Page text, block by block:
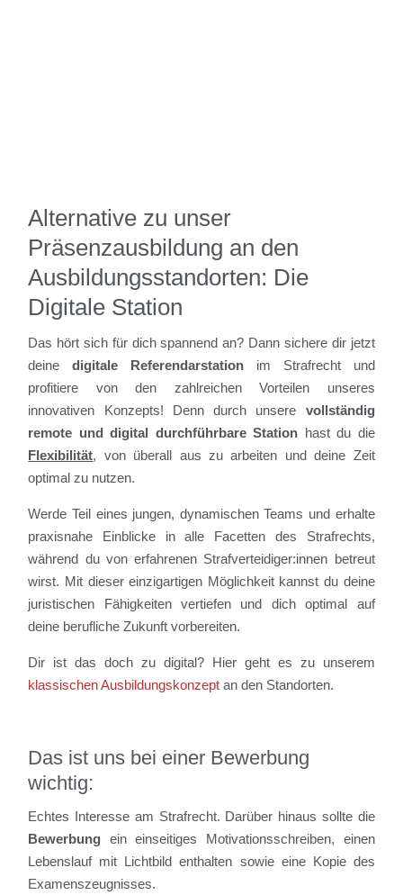
Alternative zu unser
Präsenzausbildung an den
Ausbildungsstandorten: Die
Digitale Station
Das hört sich für dich spannend an? Dann sichere dir jetzt
deinedigitale Referendarstation im Strafrecht und
profitiere von den zahlreichen Vorteilen unseres
innovativen Konzepts! Denn durch unsere vollständig
remote und digital durchführbare Station hast du die
Flexibilität, von überall aus zu arbeiten und deine Zeit
optimal zu nutzen.
Werde Teil eines jungen, dynamischen Teams und erhalte
praxisnahe Einblicke in alle Facetten des Strafrechts,
während du von erfahrenen Strafverteidiger:innen betreut
wirst. Mit dieser einzigartigen Möglichkeit kannst du deine
juristischen Fähigkeiten vertiefen und dich optimal auf
deine berufliche Zukunft vorbereiten.
Dir ist das doch zu digital? Hier geht es zu unserem
klassischen Ausbildungskonzept an den Standorten.
Das ist uns bei einer Bewerbung
wichtig:
Echtes Interesse am Strafrecht. Darüber hinaus sollte die
Bewerbung ein einseitiges Motivationsschreiben, einen
Lebenslauf mit Lichtbild enthalten sowie eine Kopie des
Examenszeugnisses.